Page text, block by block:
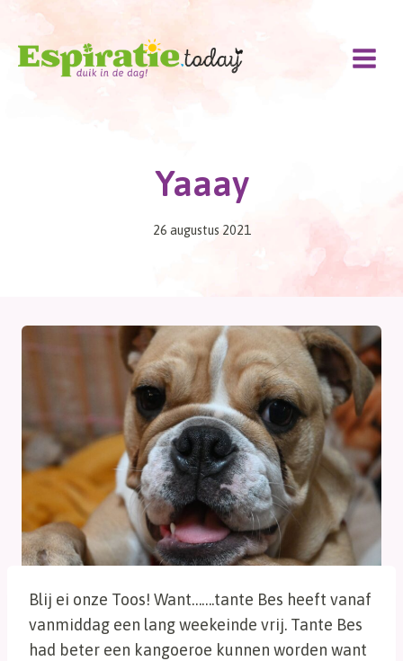
Doorgaan
inhoud
Yaaay
26 augustus 2021
Blij ei onze Toos! Want…….tante Bes heeft vanaf
vanmiddag een lang weekeinde vrij. Tante Bes
had beter een kangoeroe kunnen worden want